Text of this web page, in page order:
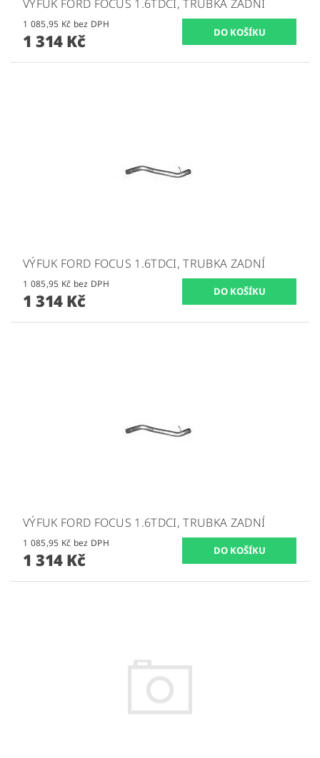
VÝFUK FORD FOCUS 1.6TDCI, TRUBKA ZADNÍ
1 085,95 Kč bez DPH
1 314 Kč
VÝFUK FORD FOCUS 1.6TDCI, TRUBKA ZADNÍ
1 085,95 Kč bez DPH
1 314 Kč
VÝFUK FORD FOCUS 1.6TDCI, TRUBKA ZADNÍ
1 085,95 Kč bez DPH
1 314 Kč